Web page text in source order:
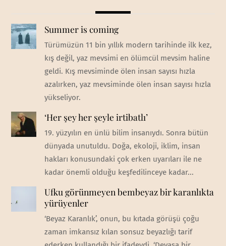
Summer is coming
Türümüzün 11 bin yıllık modern tarihinde ilk kez,
kış değil, yaz mevsimi en ölümcül mevsim haline
geldi. Kış mevsiminde ölen insan sayısı hızla
azalırken, yaz mevsiminde ölen insan sayısı hızla
yükseliyor.
‘Her şey her şeyle irtibatlı’
19. yüzyılın en ünlü bilim insanıydı. Sonra bütün
dünyada unutuldu. Doğa, ekoloji, iklim, insan
hakları konusundaki çok erken uyarıları ile ne
kadar önemli olduğu keşfedilinceye kadar...
Ufku görünmeyen bembeyaz bir karanlıkta
yürüyenler
‘Beyaz Karanlık’, onun, bu kıtada görüşü çoğu
zaman imkansız kılan sonsuz beyazlığı tarif